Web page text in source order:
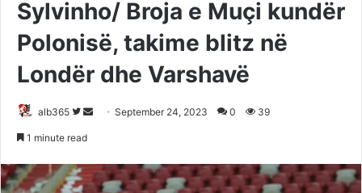
Sylvinho/ Broja e Muçi kundër
Polonisë, takime blitz në
Londër dhe Varshavë
alb365
Follow
Send September 24, 2023 0 39
1 minute read